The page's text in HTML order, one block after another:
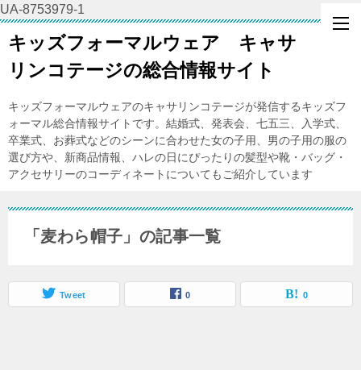
UA-8753979-1
キッズフォーマルウェア キャサ
リンコテージの総合情報サイト
キッズフォーマルウェアのキャサリンコテージが発信するキッズフ
ォーマル総合情報サイトです。結婚式、発表会、七五三、入学式、
卒業式、お葬式などのシーンに合わせた女の子用、男の子用の服の
選び方や、新商品情報、ハレの日にぴったりの髪型や靴・バッグ・
アクセサリーのコーディネートについてもご紹介しています
「麦わら帽子」の記事一覧
Tweet 0 0